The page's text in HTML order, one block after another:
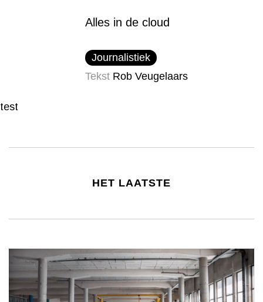
Alles in de cloud
Journalistiek
Tekst Rob Veugelaars
test
HET LAATSTE